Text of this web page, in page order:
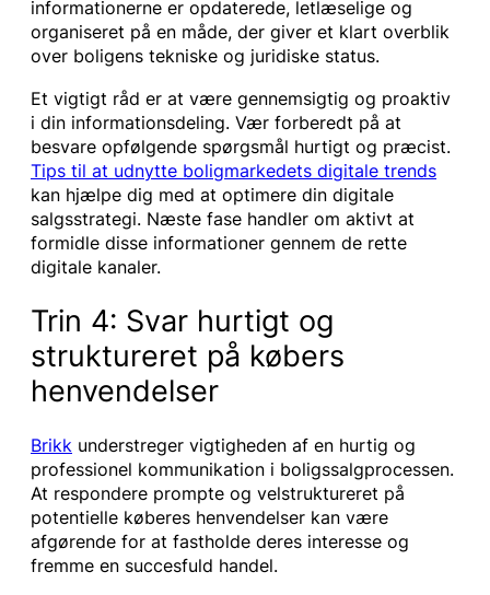
informationerne er opdaterede, letlæselige og
organiseret på en måde, der giver et klart overblik
over boligens tekniske og juridiske status.
Et vigtigt råd er at være gennemsigtig og proaktiv
i din informationsdeling. Vær forberedt på at
besvare opfølgende spørgsmål hurtigt og præcist.
Tips til at udnytte boligmarkedets digitale trends
kan hjælpe dig med at optimere din digitale
salgsstrategi. Næste fase handler om aktivt at
formidle disse informationer gennem de rette
digitale kanaler.
Trin 4: Svar hurtigt og
struktureret på købers
henvendelser
Brikk understreger vigtigheden af en hurtig og
professionel kommunikation i boligssalgprocessen.
At respondere prompte og velstruktureret på
potentielle køberes henvendelser kan være
afgørende for at fastholde deres interesse og
fremme en succesfuld handel.